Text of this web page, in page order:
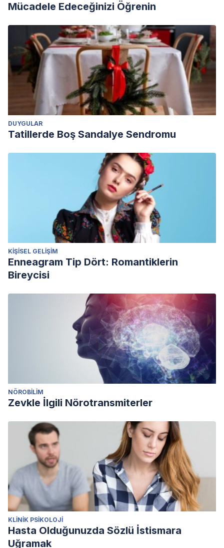
Mücadele Edeceğinizi Öğrenin
DUYGULAR
Tatillerde Boş Sandalye Sendromu
KIŞISEL GELIŞIM
Enneagram Tip Dört: Romantiklerin
Bireycisi
NÖROBILIM
Zevkle İlgili Nörotransmiterler
KLINIK PSIKOLOJI
Hasta Olduğunuzda Sözlü İstismara
Uğramak